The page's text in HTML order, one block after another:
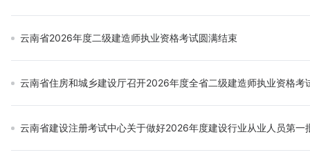
云南省2026年度二级建造师执业资格考试圆满结束
云南省住房和城乡建设厅召开2026年度全省二级建造师执业资格考
云南省建设注册考试中心关于做好2026年度建设行业从业人员第